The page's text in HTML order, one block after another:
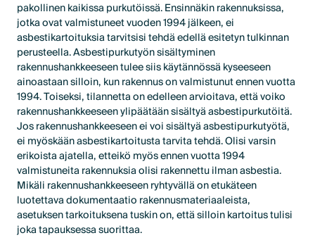
pakollinen kaikissa purkutöissä. Ensinnäkin rakennuksissa,
jotka ovat valmistuneet vuoden 1994 jälkeen, ei
asbestikartoituksia tarvitsisi tehdä edellä esitetyn tulkinnan
perusteella. Asbestipurkutyön sisältyminen
rakennushankkeeseen tulee siis käytännössä kyseeseen
ainoastaan silloin, kun rakennus on valmistunut ennen vuotta
1994. Toiseksi, tilannetta on edelleen arvioitava, että voiko
rakennushankkeeseen ylipäätään sisältyä asbestipurkutöitä.
Jos rakennushankkeeseen ei voi sisältyä asbestipurkutyötä,
ei myöskään asbestikartoitusta tarvita tehdä. Olisi varsin
erikoista ajatella, etteikö myös ennen vuotta 1994
valmistuneita rakennuksia olisi rakennettu ilman asbestia.
Mikäli rakennushankkeeseen ryhtyvällä on etukäteen
luotettava dokumentaatio rakennusmateriaaleista,
asetuksen tarkoituksena tuskin on, että silloin kartoitus tulisi
joka tapauksessa suorittaa.